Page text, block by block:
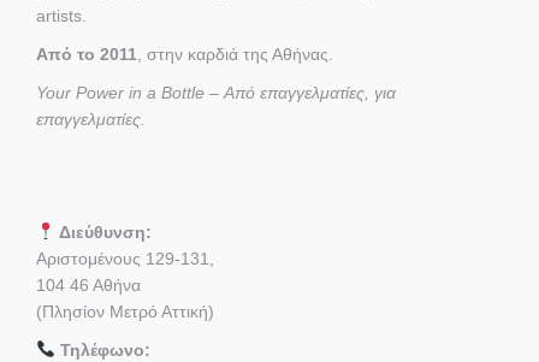
artists.
Από το 2011 , στην καρδιά της Αθήνας.
Your Power in a Bottle – Από επαγγελματίες, για
επαγγελματίες.
Διεύθυνση:
Αριστομένους 129-131,
104 46 Αθήνα
(Πλησίον Μετρό Αττική)
Τηλέφωνο: